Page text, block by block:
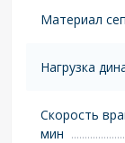
Материал
Нагрузка
Скорость
мин